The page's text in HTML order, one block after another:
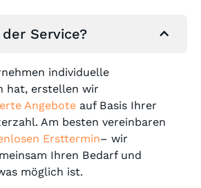
Service?
individuelle
hat, erstellen wir
Angeboteauf Basis Ihrer
Am besten vereinbaren
Ersttermin– wir
Ihren Bedarf und
möglich ist.